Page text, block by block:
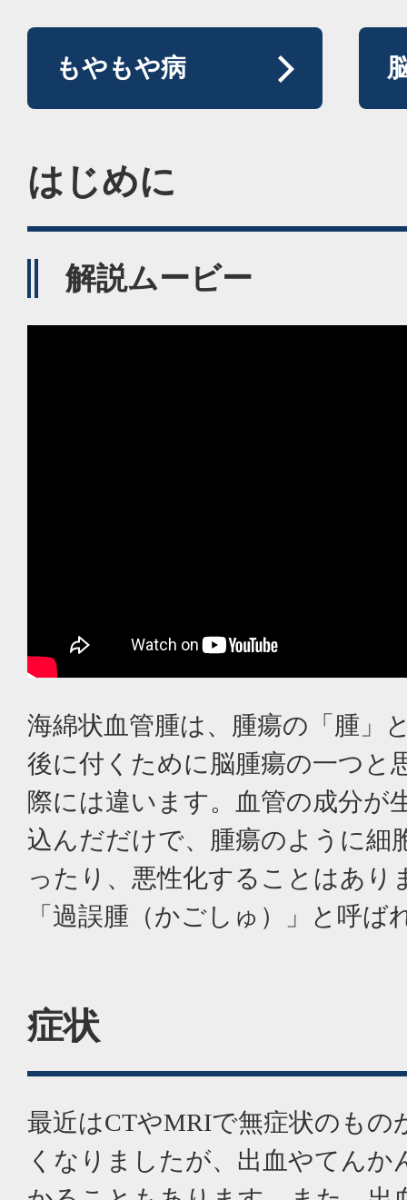
もやもや病
はじめに
解説ムービー
海綿状血管腫は、腫瘍の「腫」
後に付くために脳腫瘍の一つと
際には違います。血管の成分が
込んだだけで、腫瘍のように細
ったり、悪性化することはあり
「過誤腫（かごしゅ）」と呼ば
症状
最近はCTやMRIで無症状のもの
くなりましたが、出血やてんか